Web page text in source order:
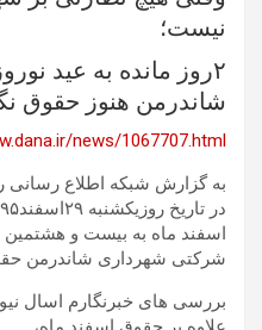
نیست؛
۲روز مانده به عید
شاندرمن هنوز حقوق
news/1067707.html
به گزارش شبکه اطلاع رسانی
اسفند ماه به بیست و
شرکتی شهرداری شاندرمن
بررسی های خبرنگارم اسال